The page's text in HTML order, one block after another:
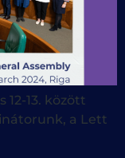
13. között
a Lett